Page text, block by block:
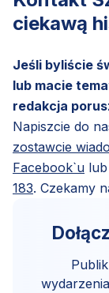
ciekawą
Jeśli byliście
lub macie
redakcja
Napiszcie do
zostawcie
Facebook`u
183. Czekamy